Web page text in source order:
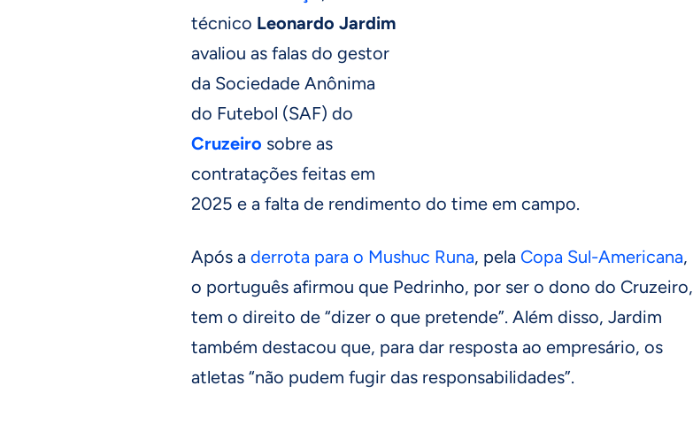
técnico Leonardo Jardim
avaliou as falas do gestor
da Sociedade Anônima
do Futebol (SAF) do
Cruzeiro sobre as
contratações feitas em
2025 e a falta de rendimento do time em campo.
Após a derrota para o Mushuc Runa, pela Copa Sul-Americana,
o português afirmou que Pedrinho, por ser o dono do Cruzeiro,
tem o direito de “dizer o que pretende”. Além disso, Jardim
também destacou que, para dar resposta ao empresário, os
atletas “não pudem fugir das responsabilidades”.